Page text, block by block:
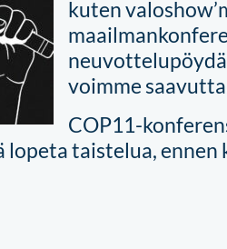
kuten
voimme
COP11-
lopeta taistelua,